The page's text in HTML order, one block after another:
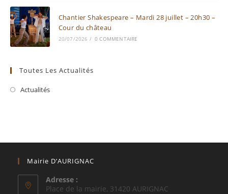
Chantier Shakespeare – Mardi 28 juillet – 20h30 –
Cour du château
20/07/2026 / 0 COMMENTAIRE
Toutes Les Actualités
Actualités
Mairie D’AURIGNAC
Adresse :
Place de la mairie, 31420 AURIGNAC